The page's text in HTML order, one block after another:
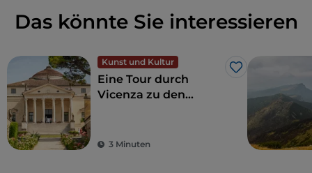
Das könnte Sie interessieren
Kunst und Kultur
Like
Eine Tour durch
Vicenza zu den
versteckten Orten
3 Minuten